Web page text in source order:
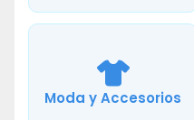
Moda y Accesorios